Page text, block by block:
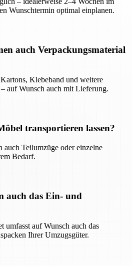
Wunschtermin optimal einplanen.
auch Verpackungsmaterial
Klebeband und weitere
auf Wunsch auch mit Lieferung.
transportieren lassen?
Teilumzüge oder einzelne
Bedarf.
auch das Ein- und
umfasst auf Wunsch auch das
Ihrer Umzugsgüter.